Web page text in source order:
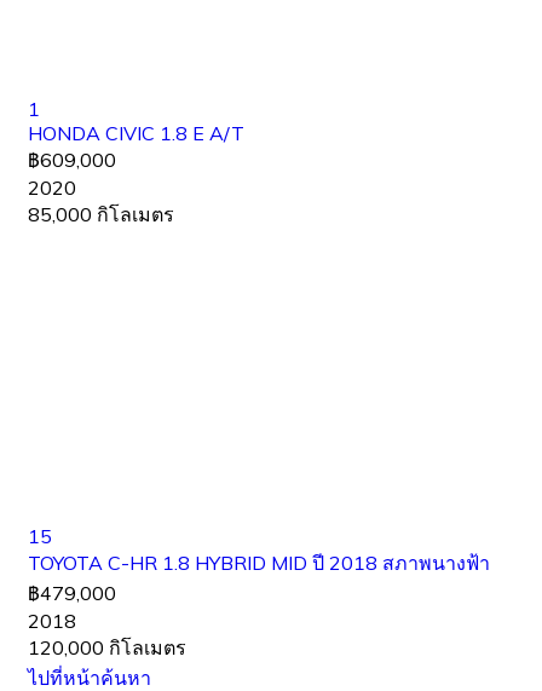
1
HONDA CIVIC 1.8 E A/T
฿609,000
2020
85,000 กิโลเมตร
15
TOYOTA C-HR 1.8 HYBRID MID ปี 2018 สภาพนางฟ้า
฿479,000
2018
120,000 กิโลเมตร
ไปที่หน้าค้นหา